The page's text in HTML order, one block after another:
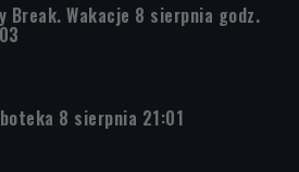
Break. Wakacje 8 sierpnia godz.
8 sierpnia 21:01